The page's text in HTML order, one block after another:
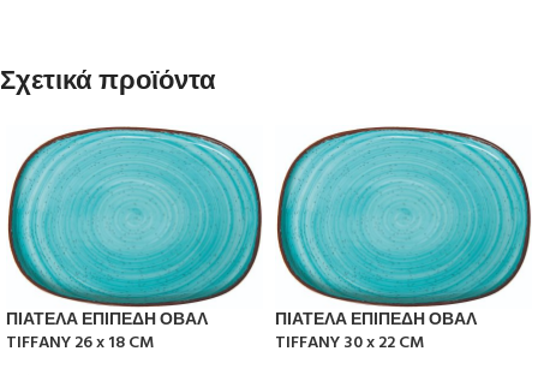
Σχετικά προϊόντα
ΠΙΑΤΕΛΑ ΕΠΙΠΕΔΗ ΟΒΑΛ
TIFFANY 26 x 18 CM
ΠΙΑΤΕΛΑ ΕΠΙΠΕΔΗ ΟΒΑΛ
TIFFANY 30 x 22 CM